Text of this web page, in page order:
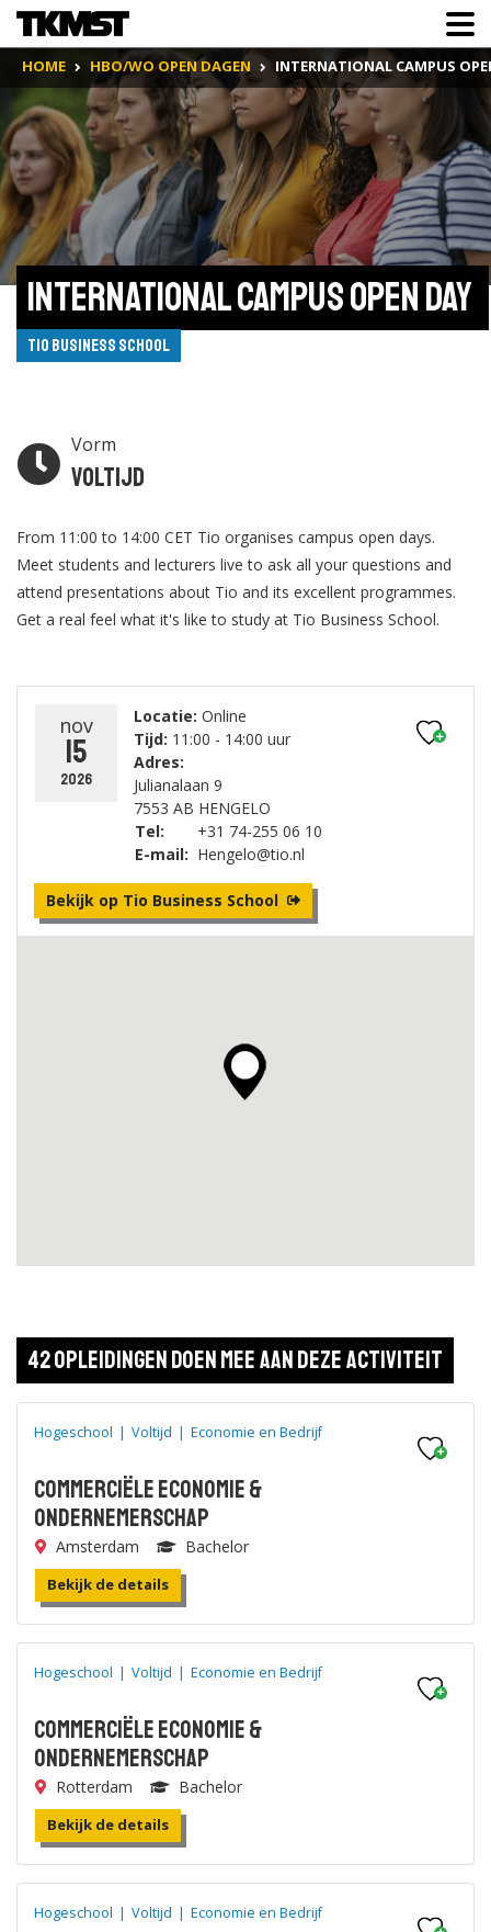
HOME HBO/WO OPEN DAGEN INTERNATIONAL CAMPUS
Tio Business School
Vorm
Voltijd
From 11:00 to 14:00 CET Tio organises campus open days.
Meet students and lecturers live to ask all your questions and
attend presentations about Tio and its excellent programmes.
Get a real feel what it's like to study at Tio Business School.
nov
15
2026
Locatie: Online
Tijd: 11:00 - 14:00 uur
Adres:
Julianalaan 9
7553 AB HENGELO
Tel:
E-mail:
+31 74-255 06 10
Hengelo@tio.nl
Bekijk op Tio Business School
42 opleidingen doen mee aan deze activiteit
Hogeschool | Voltijd | Economie en Bedrijf
Commerciële Economie &
Ondernemerschap
Amsterdam Bachelor
Bekijk de details
Hogeschool | Voltijd | Economie en Bedrijf
Commerciële Economie &
Ondernemerschap
Rotterdam Bachelor
Bekijk de details
Hogeschool | Voltijd | Economie en Bedrijf